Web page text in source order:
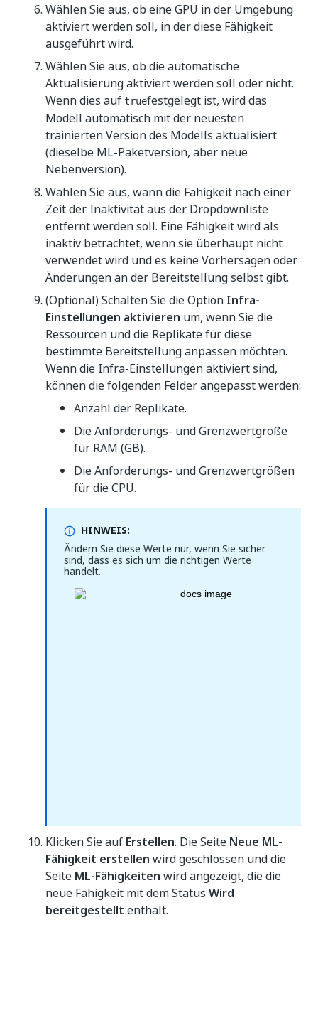
Wählen Sie aus, ob eine GPU in der Umgebung
aktiviert werden soll, in der diese Fähigkeit
ausgeführt wird.
Wählen Sie aus, ob die automatische
Aktualisierung aktiviert werden soll oder nicht.
Wenn dies auf truefestgelegt ist, wird das
Modell automatisch mit der neuesten
trainierten Version des Modells aktualisiert
(dieselbe ML-Paketversion, aber neue
Nebenversion).
Wählen Sie aus, wann die Fähigkeit nach einer
Zeit der Inaktivität aus der Dropdownliste
entfernt werden soll. Eine Fähigkeit wird als
inaktiv betrachtet, wenn sie überhaupt nicht
verwendet wird und es keine Vorhersagen oder
Änderungen an der Bereitstellung selbst gibt.
(Optional) Schalten Sie die Option Infra-
Einstellungen aktivieren um, wenn Sie die
Ressourcen und die Replikate für diese
bestimmte Bereitstellung anpassen möchten.
Wenn die Infra-Einstellungen aktiviert sind,
können die folgenden Felder angepasst werden:
Anzahl der Replikate.
Die Anforderungs- und Grenzwertgröße
für RAM (GB).
Die Anforderungs- und Grenzwertgrößen
für die CPU.
HINWEIS:
Ändern Sie diese Werte nur, wenn Sie sicher
sind, dass es sich um die richtigen Werte
handelt.
Klicken Sie auf Erstellen. Die Seite Neue ML-
Fähigkeit erstellen wird geschlossen und die
Seite ML-Fähigkeiten wird angezeigt, die die
neue Fähigkeit mit dem Status Wird
bereitgestellt enthält.